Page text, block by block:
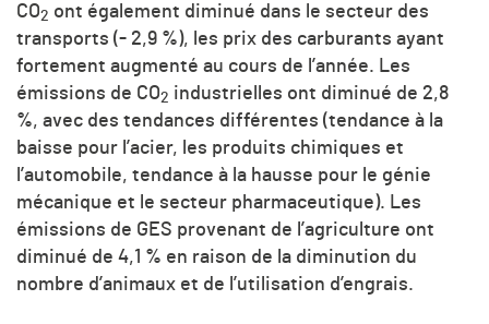
CO2 ont également diminué dans le secteur des
transports (- 2,9 %), les prix des carburants ayant
fortement augmenté au cours de l’année. Les
émissions de CO2 industrielles ont diminué de 2,8
%, avec des tendances différentes (tendance à la
baisse pour l’acier, les produits chimiques et
l’automobile, tendance à la hausse pour le génie
mécanique et le secteur pharmaceutique). Les
émissions de GES provenant de l’agriculture ont
diminué de 4,1 % en raison de la diminution du
nombre d’animaux et de l’utilisation d’engrais.